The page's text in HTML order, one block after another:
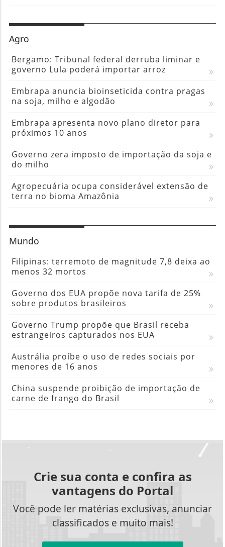
Agro
Bergamo: Tribunal federal derruba liminar e
governo Lula poderá importar arroz
Embrapa anuncia bioinseticida contra pragas
na soja, milho e algodão
Embrapa apresenta novo plano diretor para
próximos 10 anos
Governo zera imposto de importação da soja e
do milho
Agropecuária ocupa considerável extensão de
terra no bioma Amazônia
Mundo
Filipinas: terremoto de magnitude 7,8 deixa ao
menos 32 mortos
Governo dos EUA propõe nova tarifa de 25%
sobre produtos brasileiros
Governo Trump propõe que Brasil receba
estrangeiros capturados nos EUA
Austrália proíbe o uso de redes sociais por
menores de 16 anos
China suspende proibição de importação de
carne de frango do Brasil
Crie sua conta e confira as
vantagens do Portal
Você pode ler matérias exclusivas, anunciar
classificados e muito mais!